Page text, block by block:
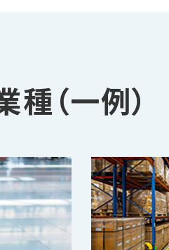
（一例）